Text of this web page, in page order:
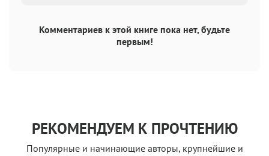
Комментариев к этой книге пока нет, будьте
первым!
РЕКОМЕНДУЕМ К ПРОЧТЕНИЮ
Популярные и начинающие авторы, крупнейшие и